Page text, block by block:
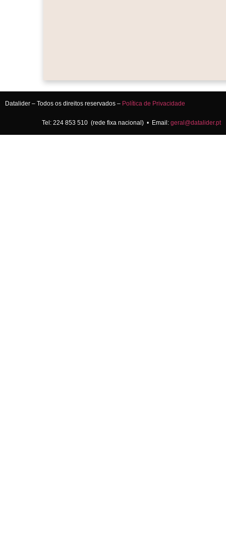
Datalider – Todos os direitos reservados – Política de Privacidade
Tel: 224 853 510 (rede fixa nacional) • Email: geral@datalider.pt